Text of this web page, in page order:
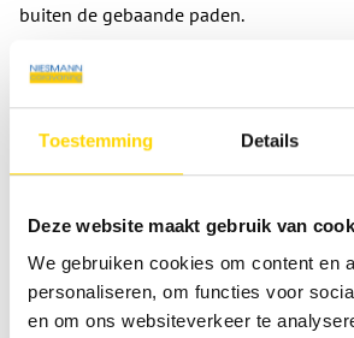
Toestemming Details
Deze website maakt gebruik van
We gebruiken cookies om content en
personaliseren, om functies voor
en om ons websiteverkeer te
buiten de gebaande paden.
ML-T CrossTrail:
comfort en offroad-
CrossTrail scoort in modeljaar 2026 met
accupakket voor zelfvoorziening. Zo
CrossTrail u veilig en soeverein naar de